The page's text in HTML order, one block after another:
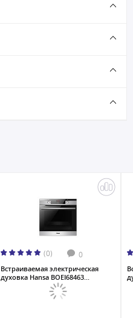
(0) 0
Встраиваемая электрическая
духовка Hansa BOEI68463...